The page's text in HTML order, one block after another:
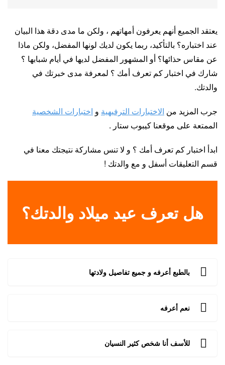
يعتقد الجميع أنهم يعرفون أمهاتهم ، ولكن ما مدى دقة هذا البيان
عند اختباره؟ بالتأكيد، ربما يكون لديك لونها المفضل، ولكن ماذا
عن مقاس حذائها؟ أو المشهور المفضل لديها في أيام شبابها ؟
شارك في اختبار كم تعرف أمك ؟ لمعرفة مدى خبرتك في
والدتك.
جرب المزيد من الاختبارات الترفيهية و اختبارات الشخصية
الممتعة على موقعنا كيبوب ستار .
ابدأ اختبار كم تعرف أمك ؟ و لا تنس مشاركة نتيجتك معنا في
قسم التعليقات أسفل و مع والدتك !
هل تعرف عيد ميلاد والدتك؟
بالطبع أعرفه و جميع تفاصيل ولادتها
نعم أعرفه
للأسف أنا شخص كثير النسيان